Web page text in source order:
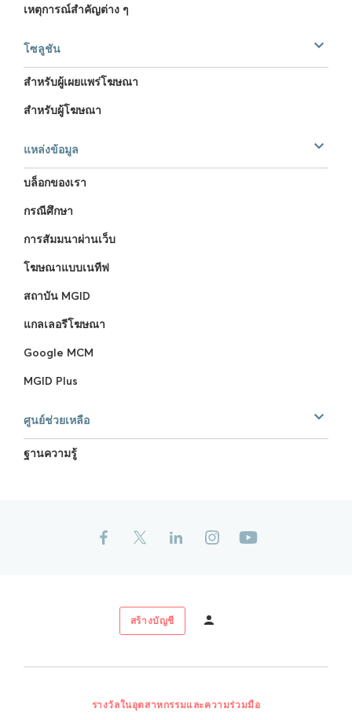
เหตุการณ์สำคัญต่าง ๆ
โซลูชัน
สำหรับผู้เผยแพร่โฆษณา
สำหรับผู้โฆษณา
แหล่งข้อมูล
บล็อกของเรา
กรณีศึกษา
การสัมมนาผ่านเว็บ
โฆษณาแบบเนทีฟ
สถาบัน MGID
แกลเลอรีโฆษณา
Google MCM
MGID Plus
ศูนย์ช่วยเหลือ
ฐานความรู้
สร้างบัญชี
รางวัลในอุตสาหกรรมและความร่วมมือ